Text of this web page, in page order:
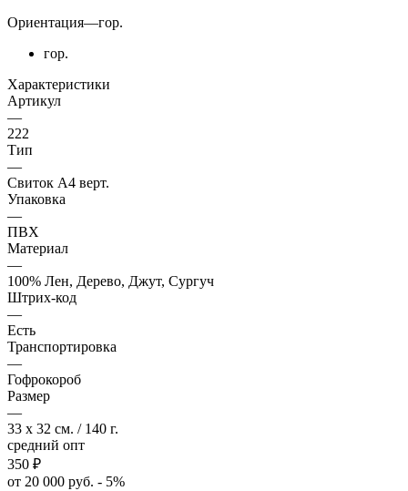
Ориентация—гор.
гор.
Характеристики
Артикул
—
222
Тип
—
Свиток А4 верт.
Упаковка
—
ПВХ
Материал
—
100% Лен, Дерево, Джут, Сургуч
Штрих-код
—
Есть
Транспортировка
—
Гофрокороб
Размер
—
33 x 32 см. / 140 г.
средний опт
350 ₽
от 20 000 руб. - 5%